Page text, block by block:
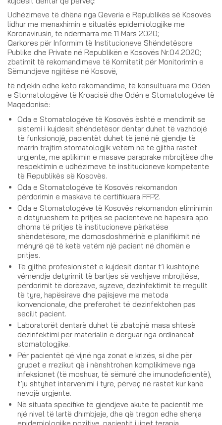
Udhëzimeve të dhëna nga Qeveria e Republikës së Kosovës
lidhur me menaxhimin e situatës epidemiologjike me
Koronavirusin, të ndërmarra me 11 Mars 2020;
Qarkores për Informim të Institucioneve Shëndetësore
Publike dhe Private në Republikën e Kosovës Nr.04.2020;
zbatimit të rekomandimeve të Komitetit për Monitorimin e
Sëmundjeve ngjitëse në Kosovë,
të ndjekin edhe këto rekomandime, të konsultuara me Odën
e Stomatologëve të Kroacisë dhe Odën e Stomatologëve të
Maqedonisë:
Oda e Stomatologëve të Kosovës është e mendimit se
sistemi i kujdesit shëndetësor dentar duhet të vazhdojë
të funksionojë, pacientët duhet të jenë në gjendje të
marrin trajtim stomatologjik vetëm në të gjitha rastet
urgjente, me aplikimin e masave paraprake mbrojtëse dhe
respektimin e udhëzimeve të institucioneve kompetente
të Republikës së Kosovës.
Oda e Stomatologëve të Kosovës rekomandon
përdorimin e maskave të certifikuara FFP2.
Oda e Stomatologëve të Kosovës rekomandon eliminimin
e detyrueshëm të pritjes së pacientëve në hapësira apo
dhoma të pritjes të institucioneve përkatëse
shëndetësore, me domosdoshmërinë e planifikimit në
mënyrë që të ketë vetëm një pacient në dhomën e
pritjes.
Të gjithë profesionistët e kujdesit dentar t’i kushtojnë
vëmendje detyrimit të bartjes së veshjeve mbrojtëse,
përdorimit të dorëzave, syzeve, dezinfektimit të rregullt
të tyre, hapësirave dhe pajisjeve me metoda
konvencionale, dhe preferohet të dezinfektohen pas
secilit pacient.
Laboratorët dentarë duhet të zbatojnë masa shtesë
dezinfektimi për materialin e dërguar nga ordinancat
stomatologjike.
Për pacientët që vijnë nga zonat e krizës, si dhe për
grupet e rrezikut që i nënshtrohen komplikimeve nga
infeksionet (të moshuar, të sëmurë dhe imunodeficientë),
t’ju shtyhet intervenimi i tyre, përveç në rastet kur kanë
nevojë urgjente.
Në situata specifike të gjendjeve akute të pacientit me
një nivel të lartë dhimbjeje, dhe që tregon edhe shenja